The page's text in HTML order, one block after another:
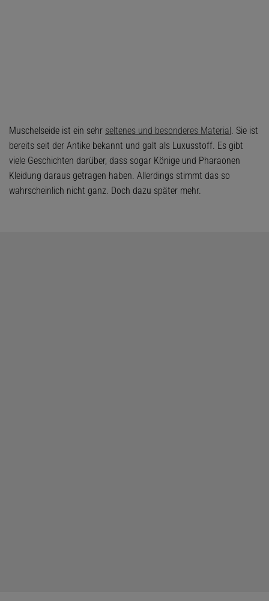
Muschelseide ist ein sehr seltenes und besonderes Material. Sie ist
bereits seit der Antike bekannt und galt als Luxusstoff. Es gibt
viele Geschichten darüber, dass sogar Könige und Pharaonen
Kleidung daraus getragen haben. Allerdings stimmt das so
wahrscheinlich nicht ganz. Doch dazu später mehr.